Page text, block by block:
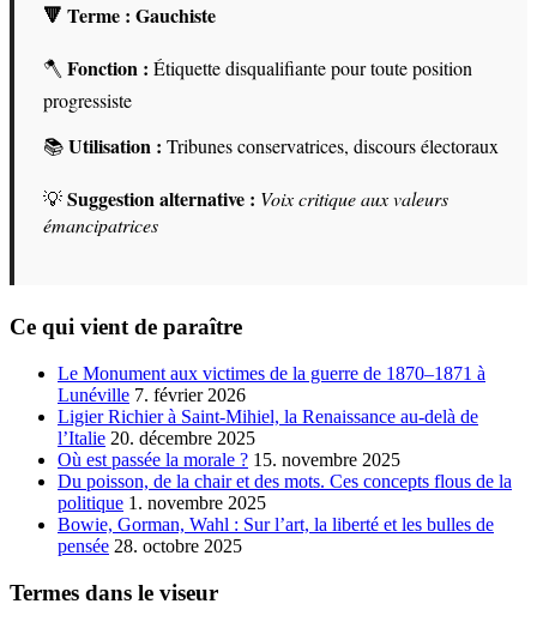
🔻 Terme : Gauchiste
🪓 Fonction : Étiquette disqualifiante pour toute position
progressiste
📚Utilisation : Tribunes conservatrices, discours électoraux
💡Suggestion alternative : Voix critique aux valeurs
émancipatrices
Ce qui vient de paraître
Le Monument aux victimes de la guerre de 1870–1871 à
Lunéville 7. février 2026
Ligier Richier à Saint-Mihiel, la Renaissance au-delà de
l’Italie 20. décembre 2025
Où est passée la morale ? 15. novembre 2025
Du poisson, de la chair et des mots. Ces concepts flous de la
politique 1. novembre 2025
Bowie, Gorman, Wahl : Sur l’art, la liberté et les bulles de
pensée 28. octobre 2025
Termes dans le viseur